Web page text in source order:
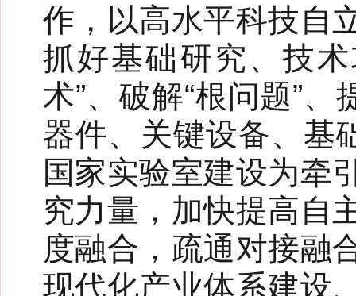
作，以高水平科技自
抓好基础研究、技
术”、破解“根问题”
器件、关键设备、基
国家实验室建设为牵
究力量，加快提高自
度融合，疏通对接融
现代化产业体系建设